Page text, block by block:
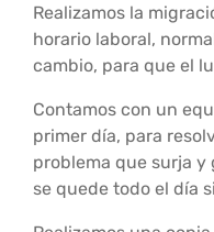
Realizamos la
horario laboral,
cambio, para que el
Contamos con un
primer día, para
problema que surja
se quede todo el día